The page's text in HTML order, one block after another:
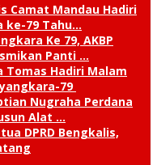
Camat Mandau Hadiri
ke-79 Tahu…
Ke 79, AKBP
Panti …
Tomas Hadiri Malam
79
Nugraha Perdana
Alat …
DPRD Bengkalis,